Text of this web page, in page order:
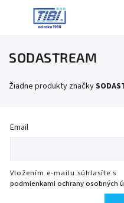
SODASTREAM
Žiadne produkty značky
Email
Vložením e-mailu súhlasíte s
podmienkami ochrany osobných